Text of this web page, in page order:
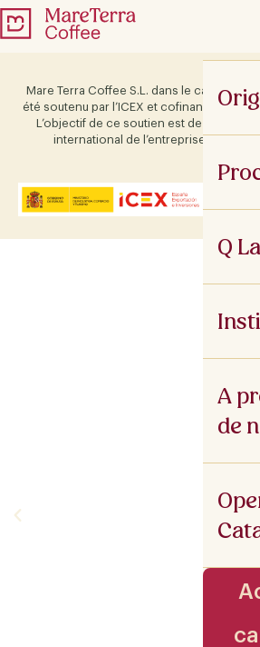
Q
A
de
Mare Terra Coffee S.L. dans le cadre du
été soutenu par l’ICEX et cofinancé par le
L’objectif de ce soutien est de
international de l’entreprise et de